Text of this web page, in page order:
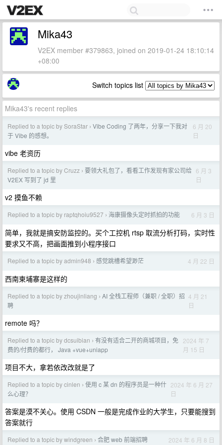
Mika43
V2EX member #379863, joined on 2019-01-24 18:10:14
+08:00
Switch topics list
Mika43's recent replies
Replied to a topic by SoraStar › Vibe Coding 了两年，分享一下我对
于 Vibe 的感想。
6 月 20
日
vibe 老资历
Replied to a topic by Cruzz › 要领大礼包了，看看工作发现有家公司给
V2EX 写到了 jd 里
6 月 3
日
v2 摸鱼不赖
Replied to a topic by raptqhoiu9527 › 海康摄像头定时抓拍的功能 6 月 3 日
简单，我就是搞安防监控的。买个工控机 rtsp 取流分析打码，实时性
要求又不高，把画面推到小程序接口
Replied to a topic by admin948 › 感觉跳槽希望渺茫 4 月 22 日
西南柬埔寨是这样的
Replied to a topic by zhoujinliang › AI 全栈工程师（兼职 / 全职）招
聘
4 月 21
日
remote 吗？
Replied to a topic by dcsuibian › 有没有适合二开的商城项目，免
费的/付费的都行， Java +vue+uniapp
2024 年 7
月 15 日
项目不大，拿若依改改就是了
Replied to a topic by cinlen › 使用 c 某 dn 的程序员是一种什
么心理？
2024 年 6 月 27
日
答案是漠不关心。使用 CSDN 一般是完成作业的大学生，只要能搜到
答案就行
Replied to a topic by windgreen › 合肥 web 前端招聘 2024 年 6 月 8 日